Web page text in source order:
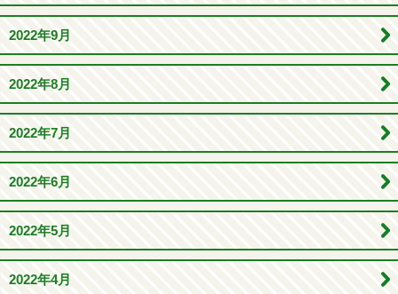
2022年9月
2022年8月
2022年7月
2022年6月
2022年5月
2022年4月